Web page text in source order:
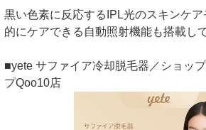
黒い色素に反応するIPL光のスキンケ
的にケアできる自動照射機能も搭載し
■yete サファイア冷却脱毛器／ショッ
プQoo10店